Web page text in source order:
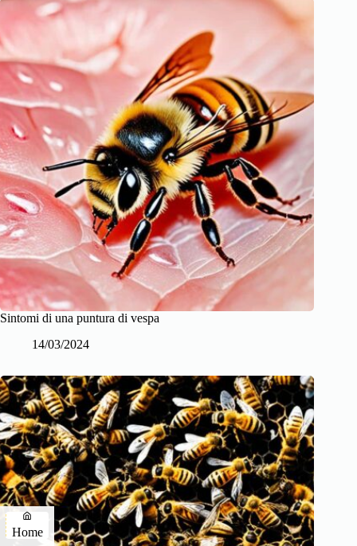
Sintomi di una puntura di vespa
14/03/2024
Home